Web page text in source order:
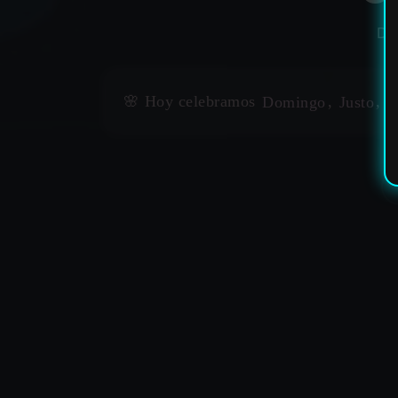
🌸 Hoy celebramos Domingo , Justo ,